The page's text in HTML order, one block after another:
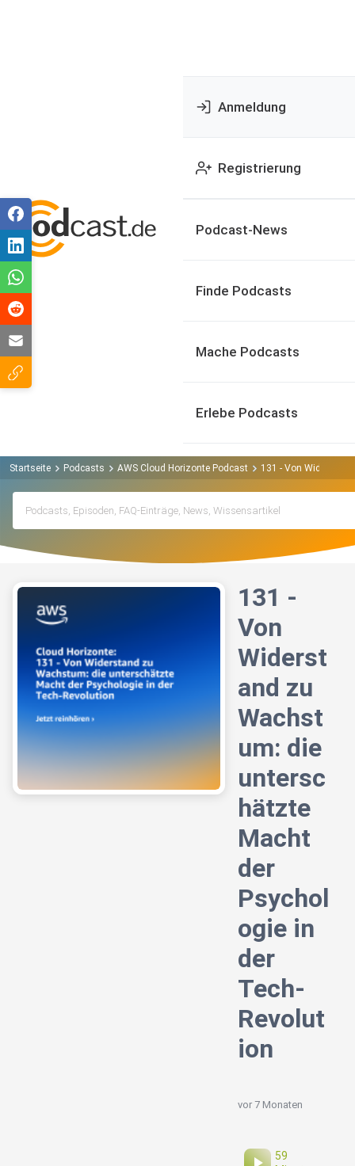
Anmeldung
Registrierung
Podcast-News
Finde Podcasts
Mache Podcasts
Erlebe Podcasts
Startseite Podcasts AWS Cloud Horizonte Podcast 131 - Von
131 -
Von
Widerst
and zu
Wachst
um: die
untersc
hätzte
Macht
der
Psychol
ogie in
der
Tech-
Revolut
ion
vor 7 Monaten
59